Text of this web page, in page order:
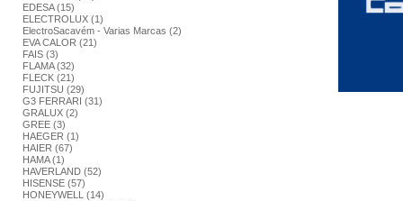
EDESA (15)
ELECTROLUX (1)
ElectroSacavém - Varias Marcas (2)
EVA CALOR (21)
FAIS (3)
FLAMA (32)
FLECK (21)
FUJITSU (29)
G3 FERRARI (31)
GRALUX (2)
GREE (3)
HAEGER (1)
HAIER (67)
HAMA (1)
HAVERLAND (52)
HISENSE (57)
HONEYWELL (14)